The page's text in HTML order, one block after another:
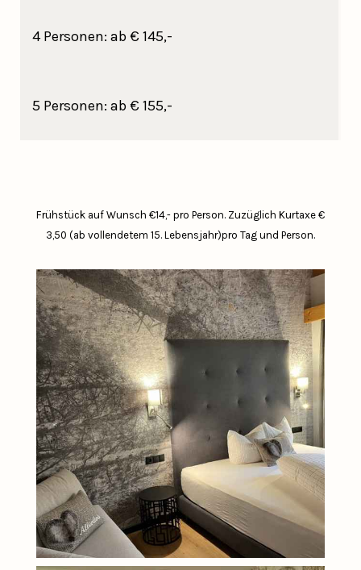
4 Personen: ab € 145,-
5 Personen: ab € 155,-
Frühstück auf Wunsch €14,- pro Person. Zuzüglich Kurtaxe €
3,50 (ab vollendetem 15. Lebensjahr)pro Tag und Person.